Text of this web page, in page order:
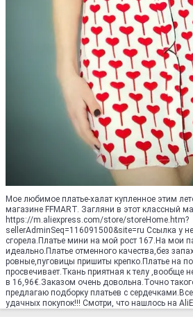
Мое любимое платье-халат купленное этим
магазине FFMART. Загляни в этот классный
https://m.aliexpress.com/store/storeHome.htm?
sellerAdminSeq=116091500&site=ru Ссылка у
сгорела.Платье мини на мой рост 167.На мои
идеально.Платье отменного качества,без
ровные,пуговицы пришиты крепко.Платье на
просвечивает.Ткань приятная к телу ,вообще
в 16,96€.Заказом очень довольна.Точно
предлагаю подборку платьев с
удачных покупок!!! Смотри, что нашлось на